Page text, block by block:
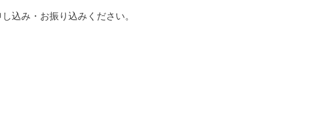
込み・お振り込みください。